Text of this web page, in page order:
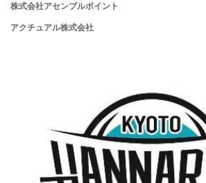
株式会社アセンブルポイント
アクチュアル株式会社